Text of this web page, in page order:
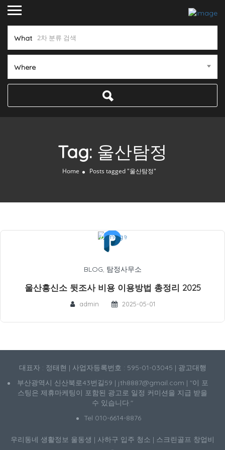
What
Where
Tag: 울산탐정
Home Posts tagged "울산탐정"
BLOG, 탐정사무소
울산흥신소 뒷조사 비용 이용방법 총정리 2025
admin 2025-05-01
대표자 : 정태현 | 사업자등록번호 : 595-01-03045 | 광고대행
부산광역시 신산북로43번길59 | jth8887@gmail.com | "이 포
스팅은 제휴마케팅이 포함된 광고로 일정 커미션을 지급 받을
수 있습니다."
Tel 010-6614-8876
우리동네 생활정보 울동생 | 사하구 입주 청소 | 스크린골프 창업비